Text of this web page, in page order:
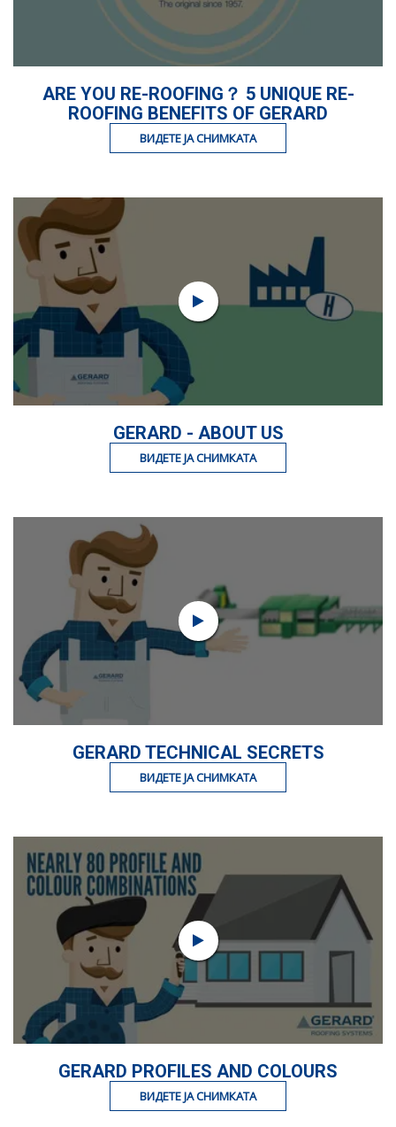
ARE YOU RE-ROOFING？ 5 UNIQUE RE-
ROOFING BENEFITS OF GERARD
ВИДЕТЕ ЈА СНИМКАТА
GERARD - ABOUT US
ВИДЕТЕ ЈА СНИМКАТА
GERARD TECHNICAL SECRETS
ВИДЕТЕ ЈА СНИМКАТА
GERARD PROFILES AND COLOURS
ВИДЕТЕ ЈА СНИМКАТА